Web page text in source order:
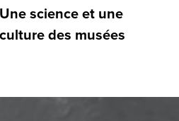
Une science et une
culture des musées